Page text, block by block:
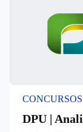
CONCURSOS
DPU |